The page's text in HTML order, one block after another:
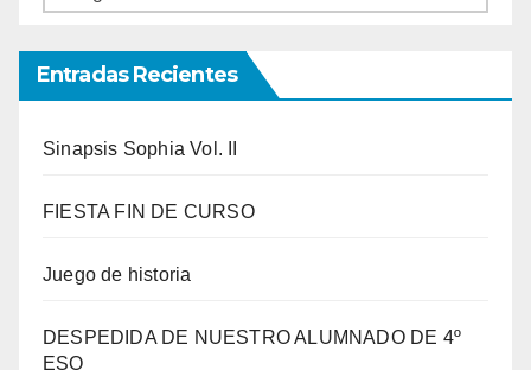
Entradas Recientes
Sinapsis Sophia Vol. II
FIESTA FIN DE CURSO
Juego de historia
DESPEDIDA DE NUESTRO ALUMNADO DE 4º
ESO